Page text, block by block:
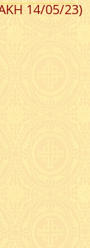
14/05/23)